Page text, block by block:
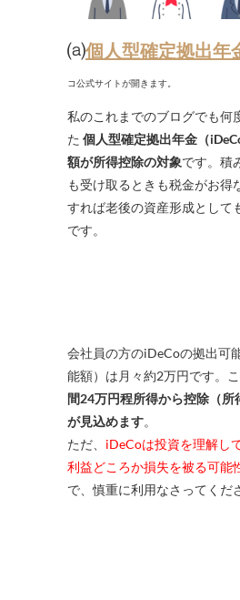
⒜個人型確定拠出年
コ公式サイトが開きます。
私のこれまでのブログでも何
た 個人型確定拠出年金（
額が所得控除の対象です。積
も受け取るときも税金がお得
すれば老後の資産形成として
です。
会社員の方のiDeCoの拠出可
能額）は月々約2万円です。
間24万円程所得から控除（所
が見込めます。
ただ、 iDeCoは投資を理解し
利益どころか損失を被る可能
で、慎重に利用なさってくだ